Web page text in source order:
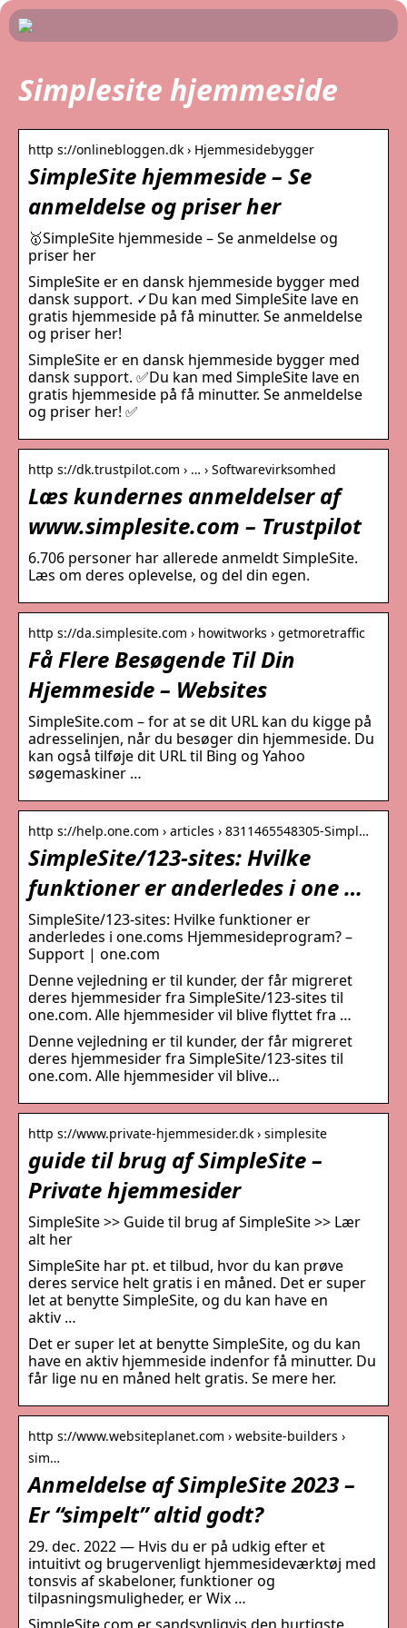
Simplesite hjemmeside
http s://onlinebloggen.dk › Hjemmesidebygger
SimpleSite hjemmeside – Se
anmeldelse og priser her
🥇SimpleSite hjemmeside – Se anmeldelse og
priser her
SimpleSite er en dansk hjemmeside bygger med
dansk support. ✓Du kan med SimpleSite lave en
gratis hjemmeside på få minutter. Se anmeldelse
og priser her!
SimpleSite er en dansk hjemmeside bygger med
dansk support. ✅Du kan med SimpleSite lave en
gratis hjemmeside på få minutter. Se anmeldelse
og priser her! ✅
http s://dk.trustpilot.com › … › Softwarevirksomhed
Læs kundernes anmeldelser af
www.simplesite.com – Trustpilot
6.706 personer har allerede anmeldt SimpleSite.
Læs om deres oplevelse, og del din egen.
http s://da.simplesite.com › howitworks › getmoretraffic
Få Flere Besøgende Til Din
Hjemmeside – Websites
SimpleSite.com – for at se dit URL kan du kigge på
adresselinjen, når du besøger din hjemmeside. Du
kan også tilføje dit URL til Bing og Yahoo
søgemaskiner …
http s://help.one.com › articles › 8311465548305-Simpl…
SimpleSite/123-sites: Hvilke
funktioner er anderledes i one …
SimpleSite/123-sites: Hvilke funktioner er
anderledes i one.coms Hjemmesideprogram? –
Support | one.com
Denne vejledning er til kunder, der får migreret
deres hjemmesider fra SimpleSite/123-sites til
one.com. Alle hjemmesider vil blive flyttet fra …
Denne vejledning er til kunder, der får migreret
deres hjemmesider fra SimpleSite/123-sites til
one.com. Alle hjemmesider vil blive…
http s://www.private-hjemmesider.dk › simplesite
guide til brug af SimpleSite –
Private hjemmesider
SimpleSite >> Guide til brug af SimpleSite >> Lær
alt her
SimpleSite har pt. et tilbud, hvor du kan prøve
deres service helt gratis i en måned. Det er super
let at benytte SimpleSite, og du kan have en
aktiv …
Det er super let at benytte SimpleSite, og du kan
have en aktiv hjemmeside indenfor få minutter. Du
får lige nu en måned helt gratis. Se mere her.
http s://www.websiteplanet.com › website-builders ›
sim…
Anmeldelse af SimpleSite 2023 –
Er “simpelt” altid godt?
29. dec. 2022 — Hvis du er på udkig efter et
intuitivt og brugervenligt hjemmesideværktøj med
tonsvis af skabeloner, funktioner og
tilpasningsmuligheder, er Wix …